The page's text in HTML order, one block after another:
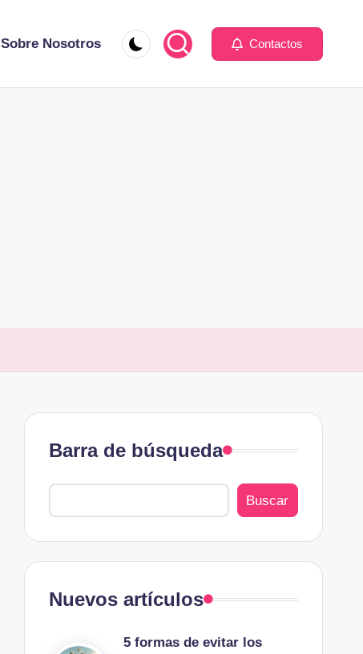
Sobre Nosotros Contactos
Barra de búsqueda
Buscar
Nuevos artículos
5 formas de evitar los